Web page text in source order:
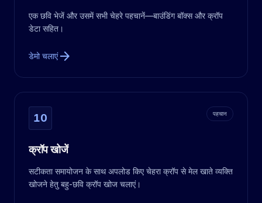
एक छवि भेजें और उसमें सभी चेहरे पहचानें—बाउंडिंग बॉक्स और क्रॉप
डेटा सहित।
डेमो चलाएंarrow_forward
10 पहचान
क्रॉप खोजें
सटीकता समायोजन के साथ अपलोड किए चेहरा क्रॉप से मेल खाते व्यक्ति
खोजने हेतु बहु-छवि क्रॉप खोज चलाएं।